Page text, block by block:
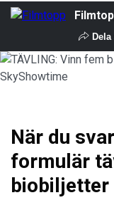
När du
formulär
biobiljetter